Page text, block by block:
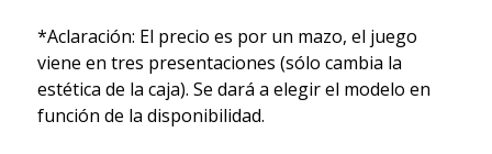
*Aclaración: El precio es por un mazo, el juego
viene en tres presentaciones (sólo cambia la
estética de la caja). Se dará a elegir el modelo en
función de la disponibilidad.